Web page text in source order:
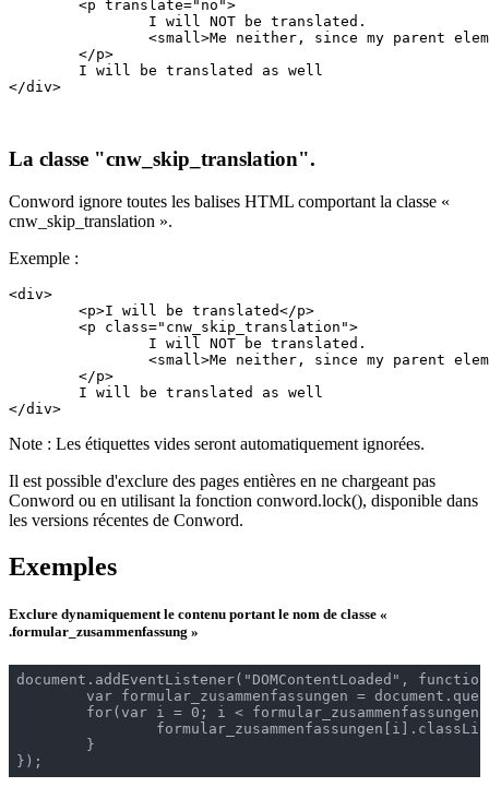
</div>
La classe "cnw_skip_translation".
Conword ignore toutes les balises HTML comportant la classe «
cnw_skip_translation ».
Exemple :
<div>
</div>
Note : Les étiquettes vides seront automatiquement ignorées.
Il est possible d'exclure des pages entières en ne chargeant pas
Conword ou en utilisant la fonction conword.lock(), disponible dans
les versions récentes de Conword.
Exemples
Exclure dynamiquement le contenu portant le nom de classe «
.formular_zusammenfassung »
document.addEventListener("DOMContentLoaded",
});